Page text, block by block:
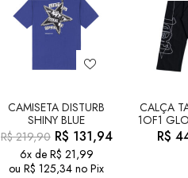
CAMISETA DISTURB
SHINY BLUE
R$219,90 R$ 131,94
6x de R$ 21,99
ou R$ 125,34 no Pix
CALÇA
1OF1
R$